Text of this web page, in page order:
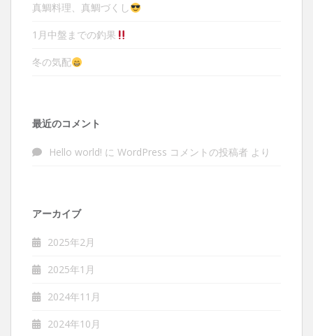
真鯛料理、真鯛づくし
1月中盤までの釣果
冬の気配
最近のコメント
Hello world! に WordPress コメントの投稿者 より
アーカイブ
2025年2月
2025年1月
2024年11月
2024年10月